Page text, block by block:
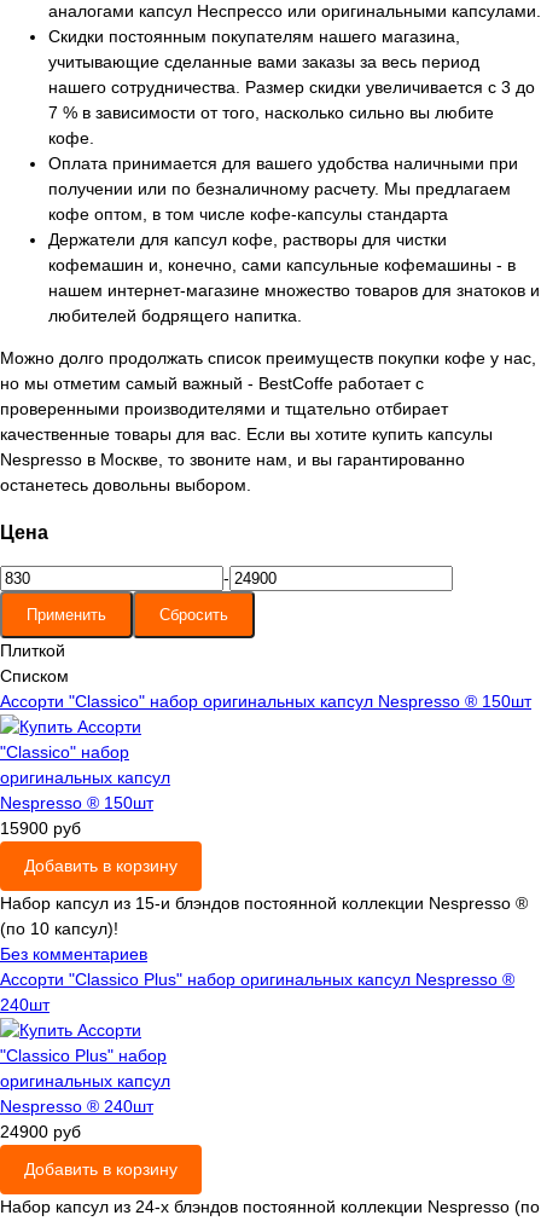
аналогами капсул Неспрессо или оригинальными капсулами.
Скидки постоянным покупателям нашего магазина,
учитывающие сделанные вами заказы за весь период
нашего сотрудничества. Размер скидки увеличивается с 3 до
7 % в зависимости от того, насколько сильно вы любите
кофе.
Оплата принимается для вашего удобства наличными при
получении или по безналичному расчету. Мы предлагаем
кофе оптом, в том числе кофе-капсулы стандарта
Держатели для капсул кофе, растворы для чистки
кофемашин и, конечно, сами капсульные кофемашины - в
нашем интернет-магазине множество товаров для знатоков и
любителей бодрящего напитка.
Можно долго продолжать список преимуществ покупки кофе у нас,
но мы отметим самый важный - BestCoffe работает с
проверенными производителями и тщательно отбирает
качественные товары для вас. Если вы хотите купить капсулы
Nespresso в Москве, то звоните нам, и вы гарантированно
останетесь довольны выбором.
Цена
-
Плиткой
Списком
Ассорти "Classico" набор оригинальных капсул Nespresso ® 150шт
15900 руб
Добавить в корзину
Набор капсул из 15-и блэндов постоянной коллекции Nespresso ®
(по 10 капсул)!
Без комментариев
Ассорти "Classico Plus" набор оригинальных капсул Nespresso ®
240шт
24900 руб
Добавить в корзину
Набор капсул из 24-х блэндов постоянной коллекции Nespresso (по